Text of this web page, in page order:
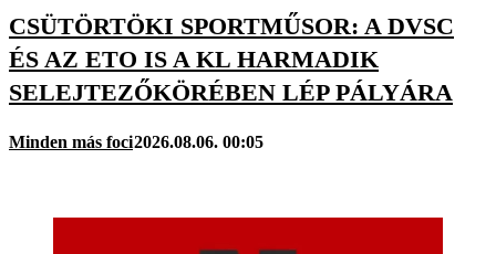
CSÜTÖRTÖKI SPORTMŰSOR: A DVSC
ÉS AZ ETO IS A KL HARMADIK
SELEJTEZŐKÖRÉBEN LÉP PÁLYÁRA
Minden más foci2026.08.06. 00:05